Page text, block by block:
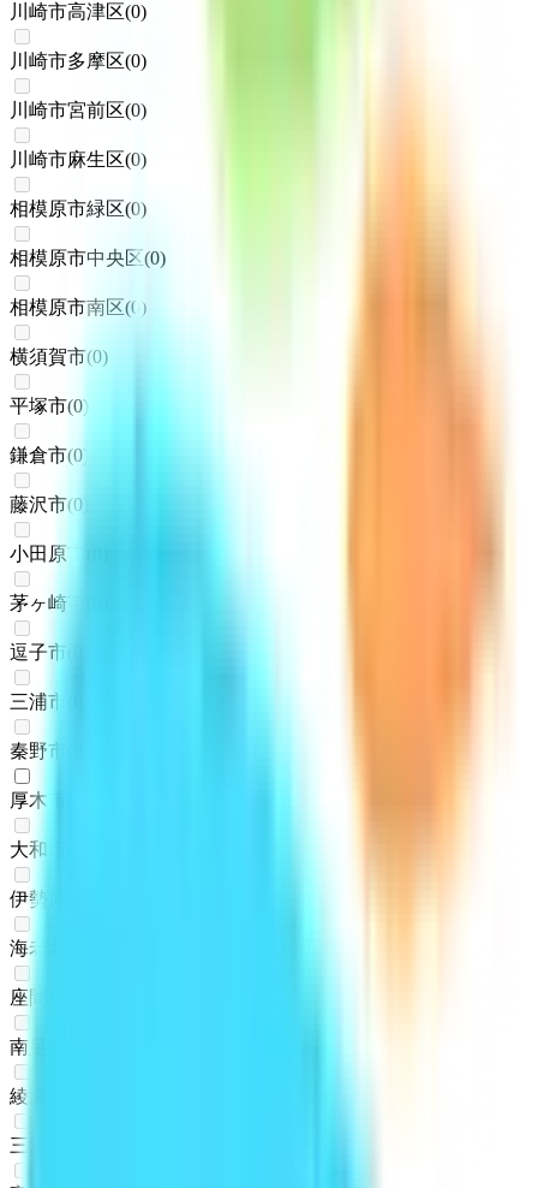
川崎市高津区(0)
川崎市多摩区(0)
川崎市宮前区(0)
川崎市麻生区(0)
相模原市緑区(0)
相模原市中央区(0)
相模原市南区(0 )
横須賀市(0)
平塚市(0)
鎌倉市(0)
藤沢市(0
小田原市
茅ヶ崎市
逗子市
三浦市
秦野市
厚木市
大和市
伊勢原市
海老名市
座間市
南足柄市
綾瀬市
三浦郡葉山町